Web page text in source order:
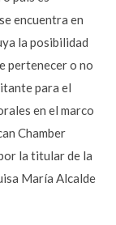
encuentra en
la posibilidad
pertenecer o no
para el
en el marco
Chamber
la titular de la
María Alcalde